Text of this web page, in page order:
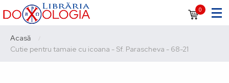
Sari
la
conținutul
principal
Navigare
principală
0
Breadcrumb
Acasă
Current:
Cutie pentru tamaie cu icoana - Sf. Parascheva - 68-21